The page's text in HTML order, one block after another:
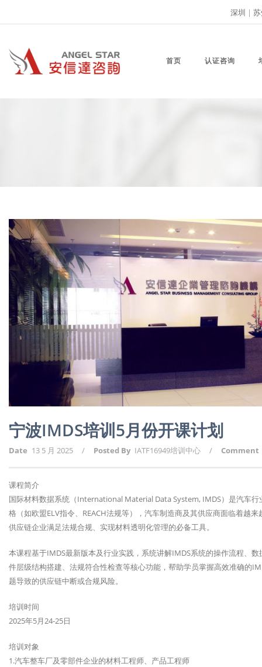
深圳 |
首页 认证咨询
宁波IMDS培训5月份开课计划
Date 13 5 月 2025 / Posted By IATF16949培训中心 / Comment
课程简介
国际材料数据系统（International Material Data System, IMDS）是汽车
格（如欧盟ELV指令、REACH法规等），汽车制造商及其供应商面临着越
供应链企业满足法规合规、实现材料透明化管理的必备工具。
本课程基于IMDS最新版本及行业实践，系统讲解IMDS系统的操作流程、
件层级结构搭建、法规符合性检查等核心功能，帮助学员掌握高效准确的
题导致的供应链中断或合规风险。
培训时间
2025年5月24-25日
培训对象
1.汽车整车厂及零部件企业的材料工程师、产品工程师